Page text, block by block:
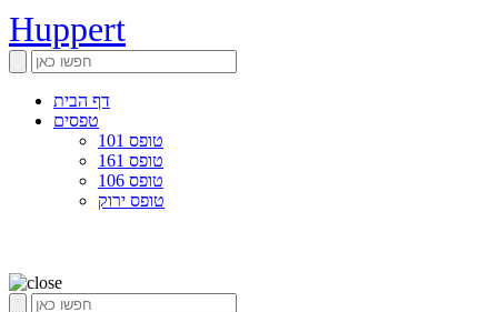
Huppert
דף הבית
טפסים
טופס 101
טופס 161
טופס 106
טופס ירוק